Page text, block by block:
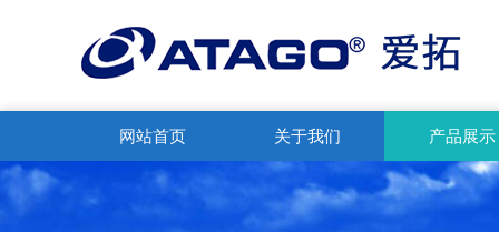
网站首页 关于我们 产品展示